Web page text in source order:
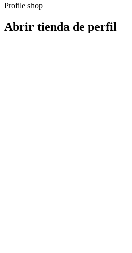
Profile shop
Abrir tienda de perfil